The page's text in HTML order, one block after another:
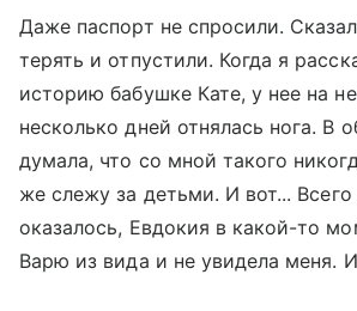
Даже паспорт не спросили.
терять и отпустили. Когда я
историю бабушке Кате, у нее на
несколько дней отнялась нога. В
думала, что со мной такого
же слежу за детьми. И вот...
оказалось, Евдокия в какой-то
Варю из вида и не увидела меня.